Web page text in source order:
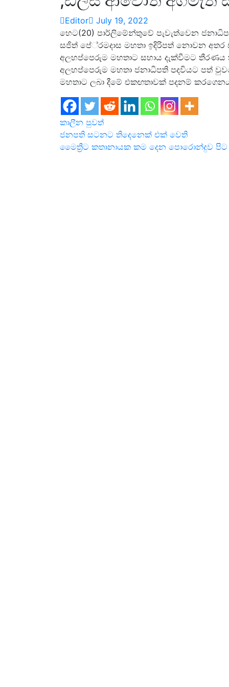
Editor
July 19, 2022
හෙට(20) පාර්ලිමේන්තුවේ පැවැත්වෙන
සජිත් පේ‍්‍රමදාස මහතා ඉදිරිපත් නොවන අතර
අලහප්පෙරුම මහතාට සහාය දැක්වීමට තීරණය
අලහප්පෙරුම මහතා ජනාධිපති පදවියට පත්
මහතාට ලබා දීමේ එකඟතාවක් පදනම්
කාලීන පුවත්
Post
navigation
ජනපති සටනට තිදෙනෙක් එක් වෙති
මෛත්‍රීට කතානායක කම දෙන පොරොන්දුව පිට